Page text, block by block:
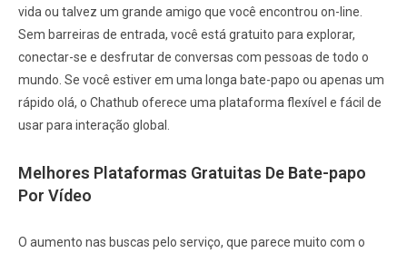
vida ou talvez um grande amigo que você encontrou on-line.
Sem barreiras de entrada, você está gratuito para explorar,
conectar-se e desfrutar de conversas com pessoas de todo o
mundo. Se você estiver em uma longa bate-papo ou apenas um
rápido olá, o Chathub oferece uma plataforma flexível e fácil de
usar para interação global.
Melhores Plataformas Gratuitas De Bate-papo
Por Vídeo
O aumento nas buscas pelo serviço, que parece muito com o